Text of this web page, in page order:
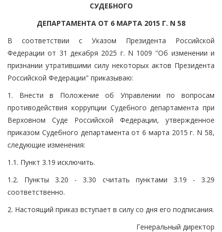
СУДЕБНОГО
ДЕПАРТАМЕНТА ОТ 6 МАРТА 2015 Г. N 58
В соответствии с Указом Президента Российской
Федерации от 31 декабря 2025 г. N 1009 "Об изменении и
признании утратившими силу некоторых актов Президента
Российской Федерации" приказываю:
1. Внести в Положение об Управлении по вопросам
противодействия коррупции Судебного департамента при
Верховном Суде Российской Федерации, утвержденное
приказом Судебного департамента от 6 марта 2015 г. N 58,
следующие изменения:
1.1. Пункт 3.19 исключить.
1.2. Пункты 3.20 - 3.30 считать пунктами 3.19 - 3.29
соответственно.
2. Настоящий приказ вступает в силу со дня его подписания.
Генеральный директор